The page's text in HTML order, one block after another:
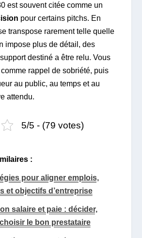
est souvent citée comme un
pour certains pitchs. En
transpose rarement telle quelle
impose plus de détail, des
destiné a être relu. Vous
rappel de sobriété, puis
au public, au temps et au
attendu.
5/5 - (79 votes)
:
pour aligner emplois,
et objectifs d’entreprise
salaire et paie : décider,
le bon prestataire